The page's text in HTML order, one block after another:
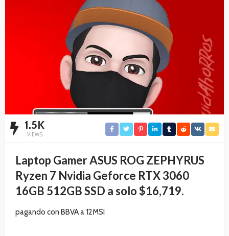
1.5K
VIEWS
Laptop Gamer ASUS ROG ZEPHYRUS
Ryzen 7 Nvidia Geforce RTX 3060
16GB 512GB SSD a solo $16,719.
pagando con BBVA a 12MSI